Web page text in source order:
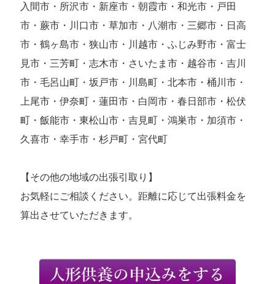
入間市・所沢市・新座市・朝霞市・和光市・戸田
市・蕨市・川口市・草加市・八潮市・三郷市・日高
市・鶴ヶ島市・狭山市・川越市・ふじみ野市・富士
見市・三芳町・志木市・さいたま市・越谷市・吉川
市・毛呂山町・坂戸市・川島町・北本市・桶川市・
上尾市・伊奈町・蓮田市・白岡市・春日部市・松伏
町・飯能市・東松山市・吉見町・鴻巣市・加須市・
久喜市・幸手市・杉戸町・宮代町
【その他の地域の出張引取り】
お気軽にご相談ください。距離に応じて出張料金を
算出させていただきます。